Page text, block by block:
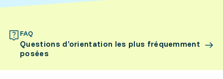
FAQ
Questions d’orientation les plus fréquemment
posées